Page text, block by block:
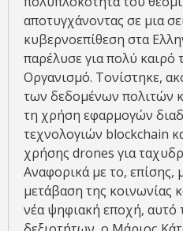
αποτυγχάνοντας σε μια
κυβερνοεπίθεση στα
παρέλυσε για πολύ καιρό
Οργανισμό. Τονίστηκε,
των δεδομένων πολιτών
τη χρήση εφαρμογών
τεχνολογιών blockchain
χρήσης drones για
Αναφορικά με το, επίσης,
μετάβαση της κοινωνίας
νέα ψηφιακή εποχή,